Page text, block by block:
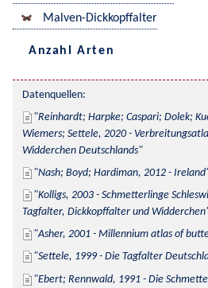
Malven-Dickkopffalter
Anzahl Arten
Datenquellen:
Reinhardt; Harpke; Caspari; Dolek;
Wiemers; Settele, 2020 -
Widderchen Deutschlands
Nash; Boyd; Hardiman, 2012 -
Kolligs, 2003 - Schmetterlinge
Tagfalter, Dickkopffalter und Widderchen
Asher, 2001 - Millennium atlas of
Settele, 1999 - Die Tagfalter
Ebert; Rennwald, 1991 - Die